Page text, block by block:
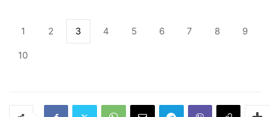
1 2 3 4 5 6 7 8 9
10